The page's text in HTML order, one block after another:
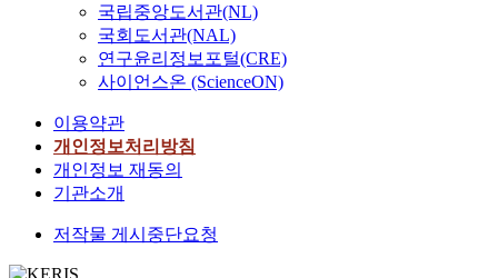
국립중앙도서관(NL)
국회도서관(NAL)
연구윤리정보포털(CRE)
사이언스온 (ScienceON)
이용약관
개인정보처리방침
개인정보 재동의
기관소개
저작물 게시중단요청